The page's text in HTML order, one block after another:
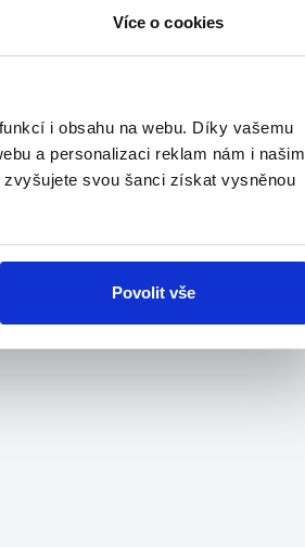
Více o cookies
i obsahu na webu. Díky vašemu
a personalizaci reklam nám i našim
svou šanci získat vysněnou
Povolit vše